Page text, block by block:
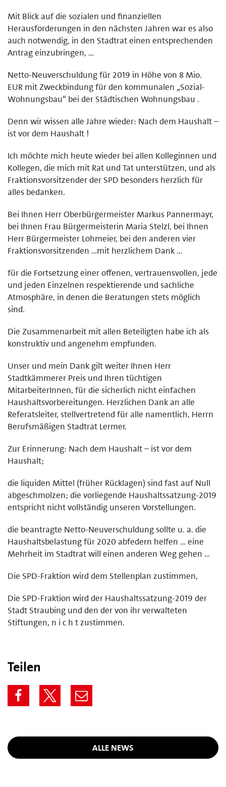
Mit Blick auf die sozialen und finanziellen
Herausforderungen in den nächsten Jahren war es also
auch notwendig, in den Stadtrat einen entsprechenden
Antrag einzubringen, …
Netto-Neuverschuldung für 2019 in Höhe von 8 Mio.
EUR mit Zweckbindung für den kommunalen „Sozial-
Wohnungsbau“ bei der Städtischen Wohnungsbau .
Denn wir wissen alle Jahre wieder: Nach dem Haushalt –
ist vor dem Haushalt !
Ich möchte mich heute wieder bei allen Kolleginnen und
Kollegen, die mich mit Rat und Tat unterstützen, und als
Fraktionsvorsitzender der SPD besonders herzlich für
alles bedanken.
Bei Ihnen Herr Oberbürgermeister Markus Pannermayr,
bei Ihnen Frau Bürgermeisterin Maria Stelzl, bei Ihnen
Herr Bürgermeister Lohmeier, bei den anderen vier
Fraktionsvorsitzenden …mit herzlichem Dank …
für die Fortsetzung einer offenen, vertrauensvollen, jede
und jeden Einzelnen respektierende und sachliche
Atmosphäre, in denen die Beratungen stets möglich
sind.
Die Zusammenarbeit mit allen Beteiligten habe ich als
konstruktiv und angenehm empfunden.
Unser und mein Dank gilt weiter Ihnen Herr
Stadtkämmerer Preis und Ihren tüchtigen
MitarbeiterInnen, für die sicherlich nicht einfachen
Haushaltsvorbereitungen. Herzlichen Dank an alle
Referatsleiter, stellvertretend für alle namentlich, Herrn
Berufsmäßigen Stadtrat Lermer.
Zur Erinnerung: Nach dem Haushalt – ist vor dem
Haushalt;
die liquiden Mittel (früher Rücklagen) sind fast auf Null
abgeschmolzen; die vorliegende Haushaltssatzung-2019
entspricht nicht vollständig unseren Vorstellungen.
die beantragte Netto-Neuverschuldung sollte u. a. die
Haushaltsbelastung für 2020 abfedern helfen … eine
Mehrheit im Stadtrat will einen anderen Weg gehen …
Die SPD-Fraktion wird dem Stellenplan zustimmen,
Die SPD-Fraktion wird der Haushaltssatzung-2019 der
Stadt Straubing und den der von ihr verwalteten
Stiftungen, n i c h t zustimmen.
Teilen
ALLE NEWS